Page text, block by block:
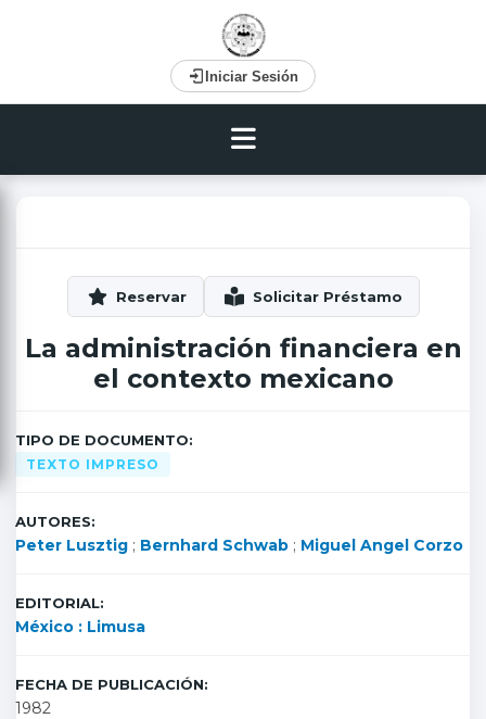
Iniciar Sesión
La administración financiera en
el contexto mexicano
TIPO DE DOCUMENTO:
TEXTO IMPRESO
AUTORES:
Peter Lusztig; Bernhard Schwab; Miguel Angel Corzo
EDITORIAL:
México : Limusa
FECHA DE PUBLICACIÓN:
1982